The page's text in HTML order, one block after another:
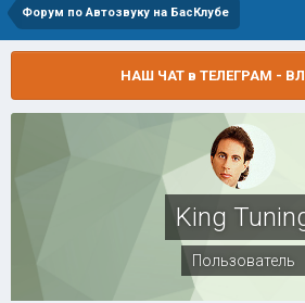
Форум по Автозвуку на БасКлубе
НАШ ЧАТ в ТЕЛЕГРАМ -
King
Пользователь